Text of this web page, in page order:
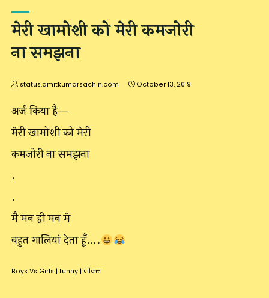
मेरी खामोशी को मेरी कमजोरी
ना समझना
status.amitkumarsachin.com October 13, 2019
अर्ज किया है—
मेरी खामोशी को मेरी
कमजोरी ना समझना
.
.
मै मन ही मन मे
बहुत गालियां देता हूँ….
Boys Vs Girls | funny | जोक्स